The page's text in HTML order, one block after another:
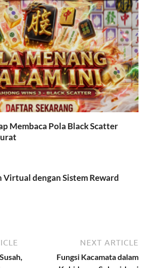
Membaca Pola Black Scatter
Virtual dengan Sistem Reward
NEXT ARTICLE
Fungsi Kacamata dalam